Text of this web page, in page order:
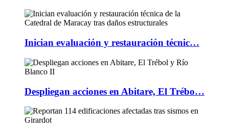
Inician evaluación y restauración técnic…
Despliegan acciones en Abitare, El Trébo…